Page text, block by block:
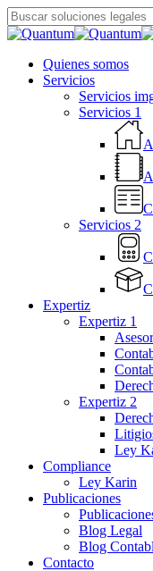
Skip
to
content
Close
Menu
Quienes somos
Servicios
Servicios
Servicios 1
Servicios 2
Expertiz
Expertiz 1
Expertiz 2
Ley
Compliance
Ley Karin
Publicaciones
Blog Legal
Blog
Contacto